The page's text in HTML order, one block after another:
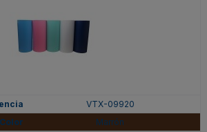
VTX-09920
Marrón